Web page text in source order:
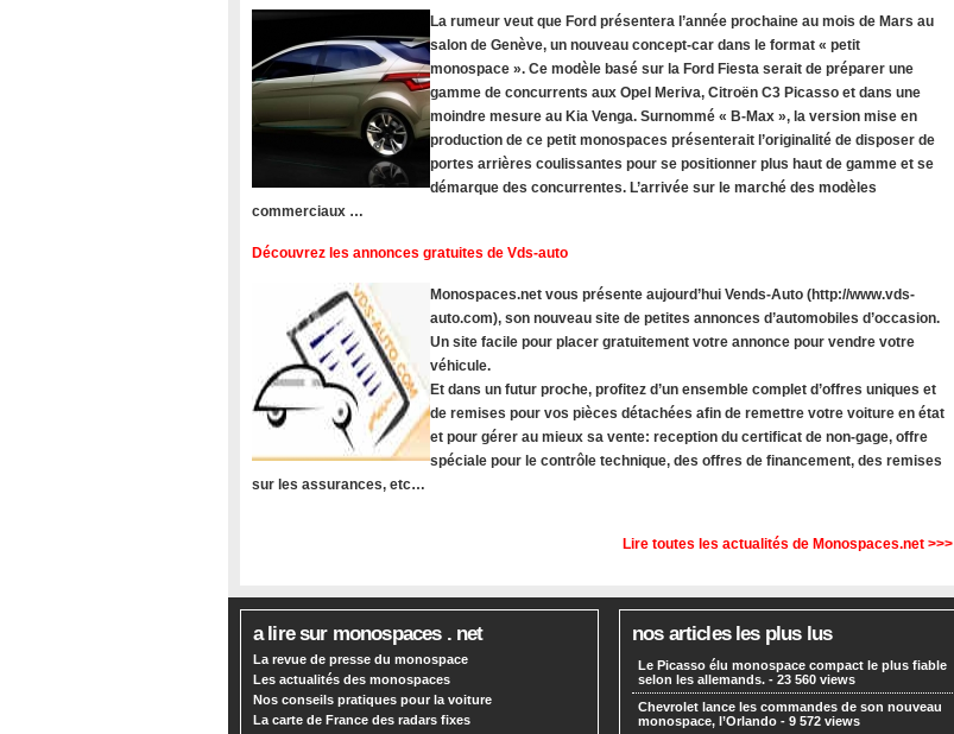
La rumeur veut que Ford présentera l’année prochaine au mois de Mars au
salon de Genève, un nouveau concept-car dans le format « petit
monospace ». Ce modèle basé sur la Ford Fiesta serait de préparer une
gamme de concurrents aux Opel Meriva, Citroën C3 Picasso et dans une
moindre mesure au Kia Venga. Surnommé « B-Max », la version mise en
production de ce petit monospaces présenterait l’originalité de disposer de
portes arrières coulissantes pour se positionner plus haut de gamme et se
démarque des concurrentes. L’arrivée sur le marché des modèles
commerciaux …
Découvrez les annonces gratuites de Vds-auto
Monospaces.net vous présente aujourd’hui Vends-Auto (http://www.vds-
auto.com), son nouveau site de petites annonces d’automobiles d’occasion.
Un site facile pour placer gratuitement votre annonce pour vendre votre
véhicule.
Et dans un futur proche, profitez d’un ensemble complet d’offres uniques et
de remises pour vos pièces détachées afin de remettre votre voiture en état
et pour gérer au mieux sa vente: reception du certificat de non-gage, offre
spéciale pour le contrôle technique, des offres de financement, des remises
sur les assurances, etc…
Lire toutes les actualités de Monospaces.net >>>
a lire sur monospaces . net
La revue de presse du monospace
Les actualités des monospaces
Nos conseils pratiques pour la voiture
La carte de France des radars fixes
nos articles les plus lus
Le Picasso élu monospace compact le plus fiable
selon les allemands. - 23 560 views
Chevrolet lance les commandes de son nouveau
monospace, l’Orlando - 9 572 views